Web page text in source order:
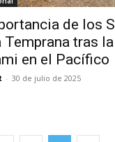
de los
tras
en el Pacífico
- 30 de julio de 2025